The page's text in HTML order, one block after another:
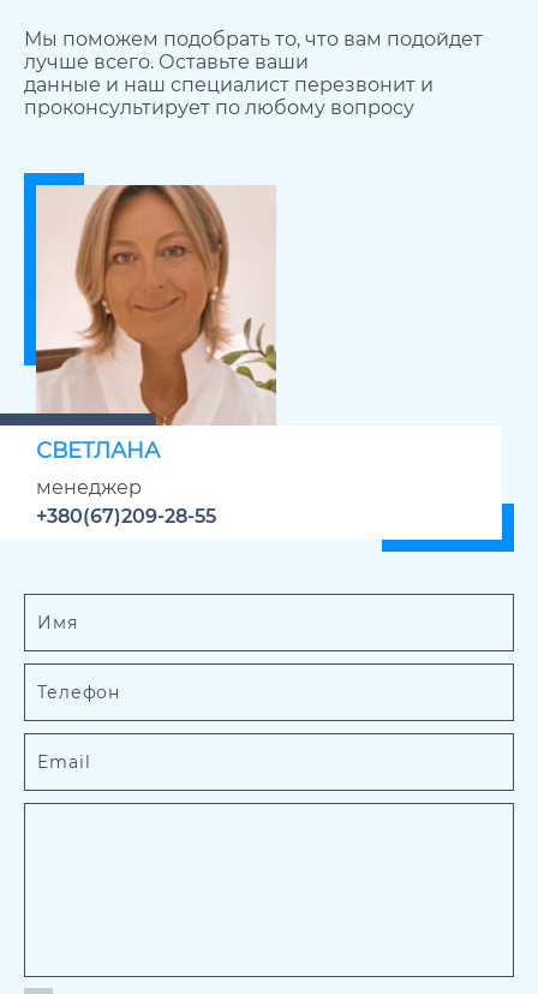
Мы поможем подобрать то, что вам подойдет
лучше всего. Оставьте ваши
данные и наш специалист перезвонит и
проконсультирует по любому вопросу
СВЕТЛАНА
менеджер
+380(67)209-28-55